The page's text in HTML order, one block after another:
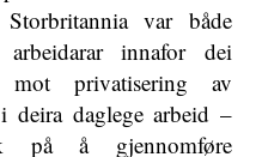
var både
innafor dei
mot privatisering av
deira daglege arbeid –
på å gjennomføre